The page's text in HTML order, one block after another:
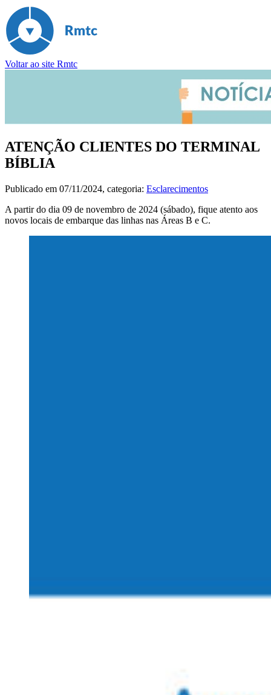
Voltar ao site Rmtc
ATENÇÃO CLIENTES DO TERMINAL
BÍBLIA
Publicado em 07/11/2024, categoria: Esclarecimentos
A partir do dia 09 de novembro de 2024 (sábado), fique atento aos
novos locais de embarque das linhas nas Áreas B e C.